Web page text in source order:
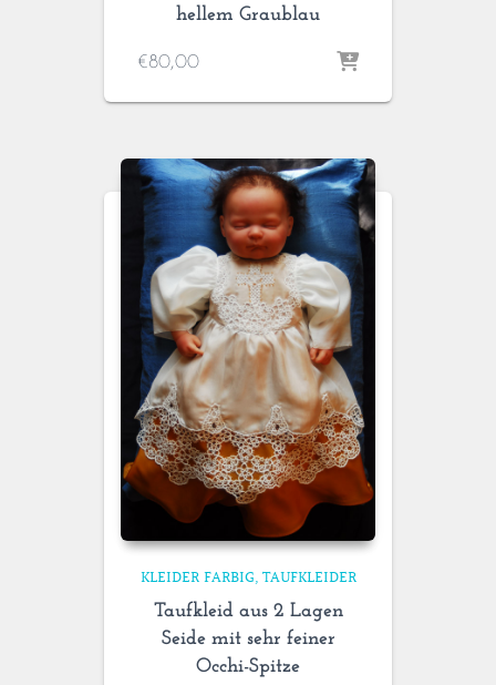
hellem Graublau
€80,00
KLEIDER FARBIG TAUFKLEIDER
Taufkleid aus 2 Lagen
Seide mit sehr feiner
Occhi-Spitze